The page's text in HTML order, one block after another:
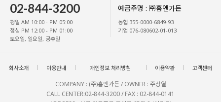
02-844-3200
평일 AM 10:00 - PM 05:00
점심 PM 12:00 - PM 01:00
토요일, 일요일, 공휴일
예금주명 : ㈜홈앤가든
농협 355-0000-6849-93
기업 076-080602-01-013
회사소개 이용안내 개인정보 처리방침 이용약관 고객센터
COMPANY : (주)홈앤가든 / OWNER : 주상열
CALL CENTER:02-844-3200 / FAX : 02-844-0141